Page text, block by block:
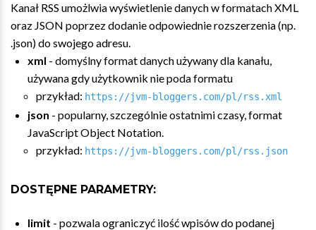
Kanał RSS umożlwia wyświetlenie danych w formatach XML
oraz JSON poprzez dodanie odpowiednie rozszerzenia (np.
.json) do swojego adresu.
xml - domyślny format danych używany dla kanału,
używana gdy użytkownik nie poda formatu
przykład: https://jvm-bloggers.com/pl/rss.xml
json - popularny, szczególnie ostatnimi czasy, format
JavaScript Object Notation.
przykład: https://jvm-bloggers.com/pl/rss.json
DOSTĘPNE PARAMETRY:
limit - pozwala ograniczyć ilość wpisów do podanej